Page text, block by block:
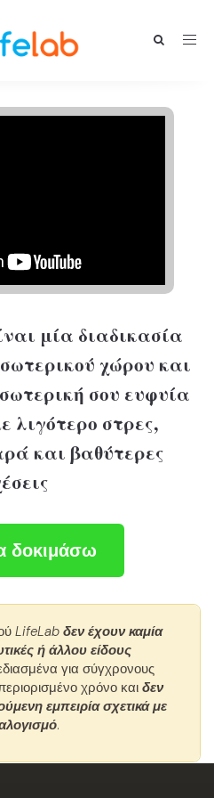
μία διαδικασία
χώρου και
σου ευφυία
λιγότερο στρες,
και βαθύτερες
δοκιμάσω
LifeLab δεν έχουν καμία
ή άλλου είδους
για σύγχρονους
χρόνο και δεν
εμπειρία σχετικά με
.